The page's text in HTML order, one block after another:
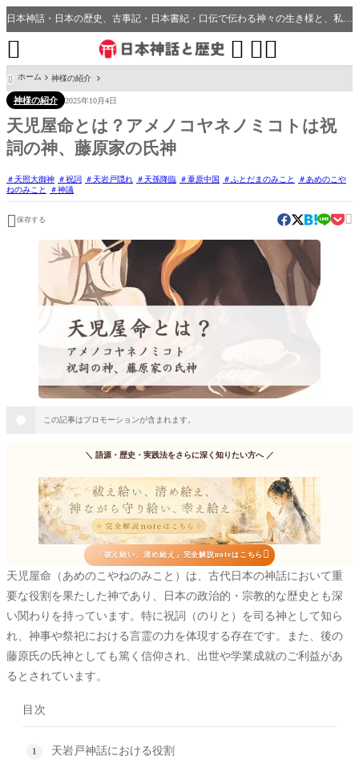
日本神話・日本の歴史、古事記・日本書紀・口伝で伝わる神々の生き様と、私たちの分野・生活、開運、神社との繋がり
 

 ホーム 神様の紹介
神様の紹介 2025年10月4日
天児屋命とは？アメノコヤネノミコトは祝
詞の神、藤原家の氏神
天照大御神 祝詞 天岩戸隠れ 天孫降臨 葦原中国 ふとだまのみこと
あめのこや
ねのみこと
神議
 保存する 
この記事はプロモーションが含まれます。
＼ 語源・歴史・実践法をさらに深く知りたい方へ／
「祓え給い、清め給え」完全解説noteはこちら 
天児屋命（あめのこやねのみこと）は、古代日本の神話において重
要な役割を果たした神であり、日本の政治的・宗教的な歴史とも深
い関わりを持っています。特に祝詞（のりと）を司る神として知ら
れ、神事や祭祀における言霊の力を体現する存在です。また、後の
藤原氏の氏神としても篤く信仰され、出世や学業成就のご利益があ
るとされています。
目次
天岩戸神話における役割